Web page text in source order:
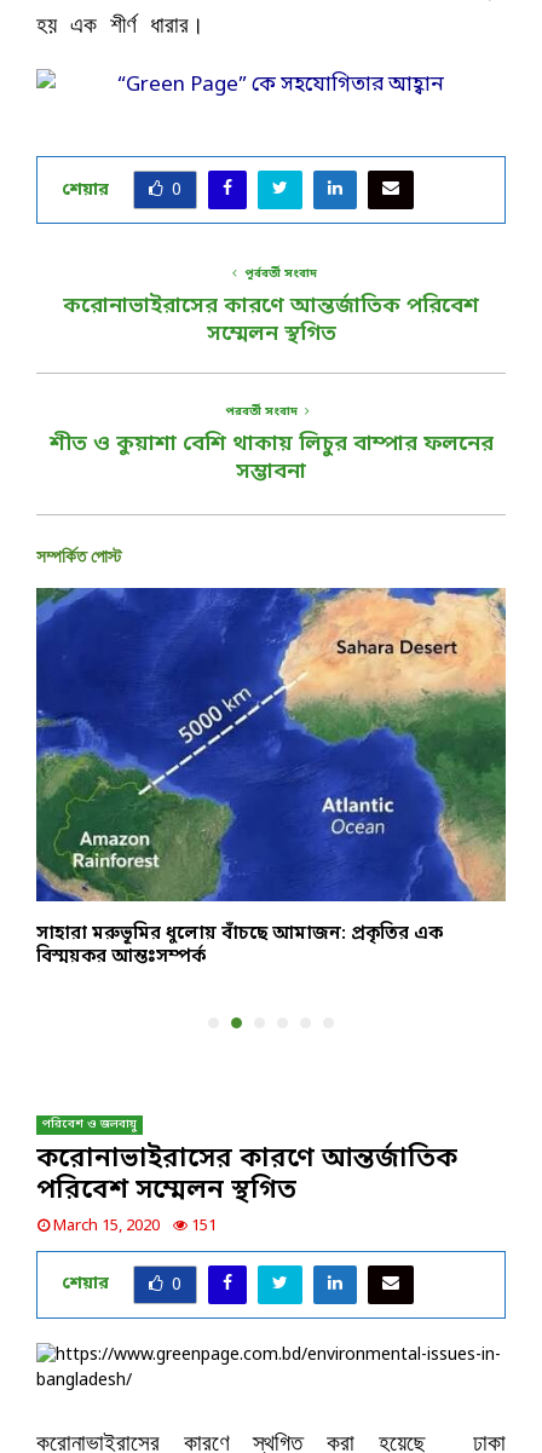
হয় এক শীর্ণ ধারার।
শেয়ার 0
পূর্ববর্তী সংবাদ
করোনাভাইরাসের কারণে আন্তর্জাতিক পরিবেশ
সম্মেলন স্থগিত
পরবর্তী সংবাদ
শীত ও কুয়াশা বেশি থাকায় লিচুর বাম্পার ফলনের
সম্ভাবনা
সম্পর্কিত পোস্ট
সাহারা মরুভূমির ধুলোয় বাঁচছে আমাজন: প্রকৃতির এক
বিস্ময়কর আন্তঃসম্পর্ক
পরিবেশ ও জলবায়ু
করোনাভাইরাসের কারণে আন্তর্জাতিক
পরিবেশ সম্মেলন স্থগিত
March 15, 2020 151
শেয়ার 0
করোনাভাইরাসের কারণে স্থগিত করা হয়েছে ঢাকা